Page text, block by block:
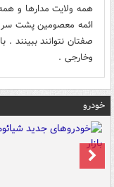
همه ولایت مدارها و
ائمه معصومین پشت سر
صفتان نتوانند ببینند
وخارجی .
خودرو